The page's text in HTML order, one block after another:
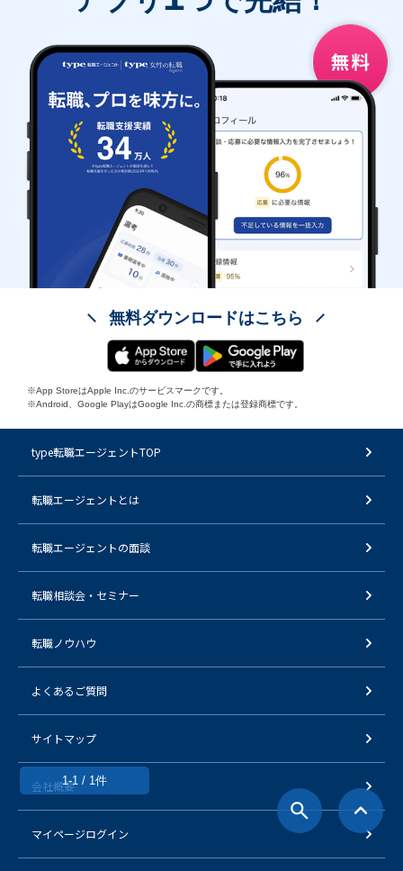
1-1 / 1件
無料ダウンロードはこちら
※App StoreはApple Inc.のサービスマークです。
※Android、Google PlayはGoogle Inc.の商標または登録商標です。
type転職エージェントTOP
転職エージェントとは
転職エージェントの面談
転職相談会・セミナー
転職ノウハウ
よくあるご質問
サイトマップ
会社概要
マイページログイン